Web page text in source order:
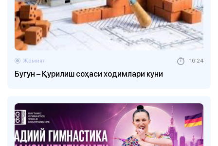
Бугун – Қурилиш соҳаси ходимлари куни
Жамият 16:24